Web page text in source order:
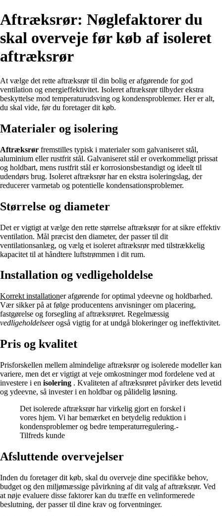
Aftræksrør: Nøglefaktorer du
skal overveje før køb af isoleret
aftræksrør
At vælge det rette aftræksrør til din bolig er afgørende for god
ventilation og energieffektivitet. Isoleret aftræksrør tilbyder ekstra
beskyttelse mod temperaturudsving og kondensproblemer. Her er alt,
du skal vide, før du foretager dit køb.
Materialer og isolering
Aftræksrør fremstilles typisk i materialer som galvaniseret stål,
aluminium eller rustfrit stål. Galvaniseret stål er overkommeligt prissat
og holdbart, mens rustfrit stål er korrosionsbestandigt og ideelt til
udendørs brug. Isoleret aftræksrør har en ekstra isoleringslag, der
reducerer varmetab og potentielle kondensationsproblemer.
Størrelse og diameter
Det er vigtigt at vælge den rette størrelse aftræksrør for at sikre effektiv
ventilation. Mål præcist den diameter, der passer til dit
ventilationsanlæg, og vælg et isoleret aftræksrør med tilstrækkelig
kapacitet til at håndtere luftstrømmen i dit rum.
Installation og vedligeholdelse
Korrekt installationer afgørende for optimal ydeevne og holdbarhed.
Vær sikker på at følge producentens anvisninger om placering,
fastgørelse og forsegling af aftræksrøret. Regelmæssig
vedligeholdelseer også vigtig for at undgå blokeringer og ineffektivitet.
Pris og kvalitet
Prisforskellen mellem almindelige aftræksrør og isolerede modeller kan
variere, men det er vigtigt at veje omkostninger mod fordelene ved at
investere i en isolering . Kvaliteten af aftræksrøret påvirker dets levetid
og ydeevne, så invester i en holdbar og pålidelig løsning.
Det isolerede aftræksrør har virkelig gjort en forskel i
vores hjem. Vi har bemærket en betydelig reduktion i
kondensproblemer og bedre temperaturregulering.-
Tilfreds kunde
Afsluttende overvejelser
Inden du foretager dit køb, skal du overveje dine specifikke behov,
budget og den miljømæssige påvirkning af dit valg af aftræksrør. Ved
at nøje evaluere disse faktorer kan du træffe en velinformerede
beslutning, der passer til dine krav og forventninger.